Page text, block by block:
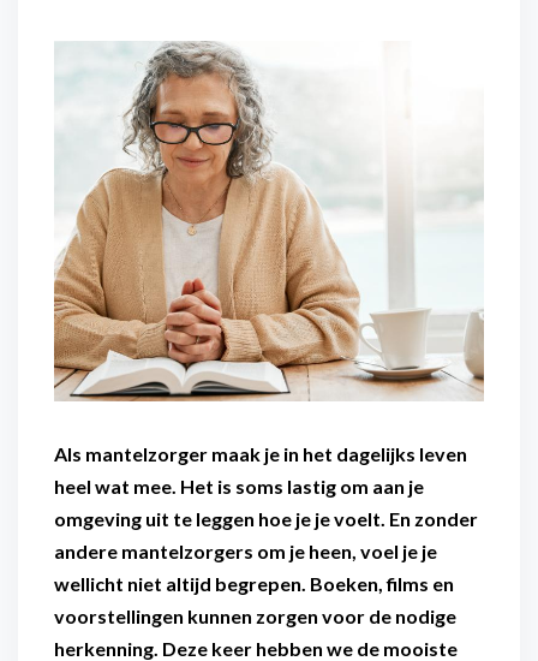
Diensten voor
organisaties
Maaltijdondersteuning
Mantelzorger van de zaak
Altijd in de buurt
Snel geregeld
Als mantelzorger maak je in het dagelijks leven
heel wat mee. Het is soms lastig om aan je
omgeving uit te leggen hoe je je voelt. En zonder
andere mantelzorgers om je heen, voel je je
wellicht niet altijd begrepen. Boeken, films en
voorstellingen kunnen zorgen voor de nodige
herkenning. Deze keer hebben we de mooiste